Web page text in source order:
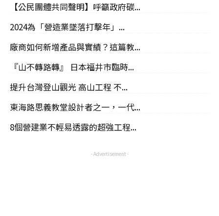
【公民團體共同聲明】呼籲政府碳...
2024為「營造業墜落打擊年」...
廠商如何新增產品與實績？這篇教...
『山不轉路轉』 日本福井市臨時...
提升台灣登山觀光 高山工程 不...
東海路思義教堂設計者之一，一代...
8個營建業不輕易透露的超強工程...
- Advertisement -